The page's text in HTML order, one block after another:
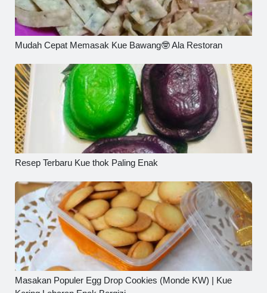
Mudah Cepat Memasak Kue Bawang🤓 Ala Restoran
Resep Terbaru Kue thok Paling Enak
Masakan Populer Egg Drop Cookies (Monde KW) | Kue